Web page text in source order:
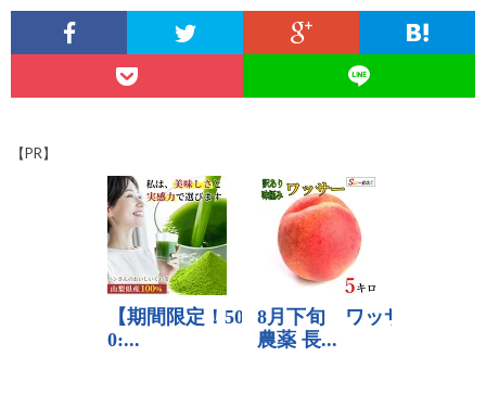
o
o
k
o
n
a
t
r
t
pc
h
at
Li
n
【PR】